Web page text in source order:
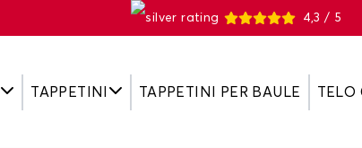
4,3 / 5
TAPPETINI TAPPETINI PER BAULE TELO